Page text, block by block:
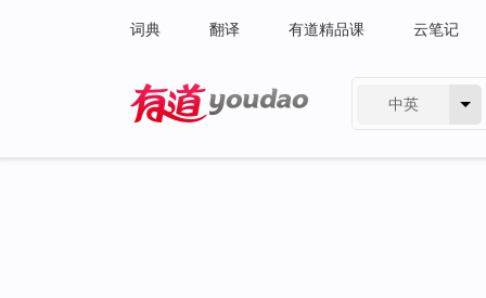
词典 翻译 有道精品课 云笔记
中英